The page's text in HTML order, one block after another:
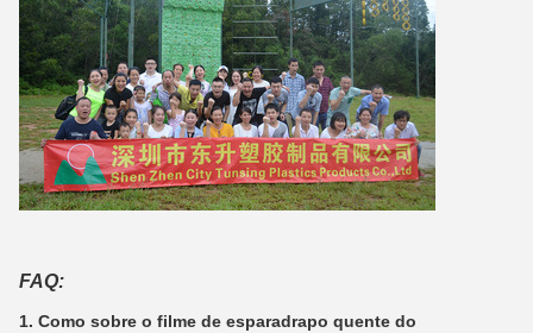
FAQ:
1. Como sobre o filme de esparadrapo quente do